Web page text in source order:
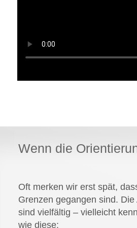
Wenn die
Oft merken wir erst spät,
Grenzen gegangen sind.
sind vielfältig – vielleicht
wie diese: